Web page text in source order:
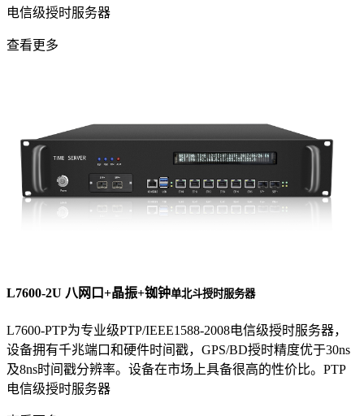
电信级授时服务器
查看更多
L7600-2U 八网口+晶振+铷钟单北斗授时服务器
L7600-PTP为专业级PTP/IEEE1588-2008电信级授时服务器，
设备拥有千兆端口和硬件时间戳，GPS/BD授时精度优于30ns
及8ns时间戳分辨率。设备在市场上具备很高的性价比。PTP
电信级授时服务器